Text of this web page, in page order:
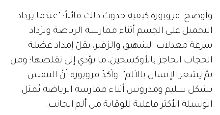
وأوضح فروبوزه كيفية حدوث ذلك قائلاً: "عندما يزداد
التحميل على الجسم أثناء ممارسة الرياضة وتزداد
سرعة معدلات الشهيق والزفير، يقلّ إمداد عضلة
الحجاب الحاجز بالأوكسجين، ما يؤدي إلى تقلصها؛ ومن
ثمّ يشعر الإنسان بالألم". وأكدّ فروبوزه أنّ التنفس
بشكل سليم ومدروس أثناء ممارسة الرياضة يُمثل
الوسيلة الأكثر فاعلية للوقاية من ألم الجانب.